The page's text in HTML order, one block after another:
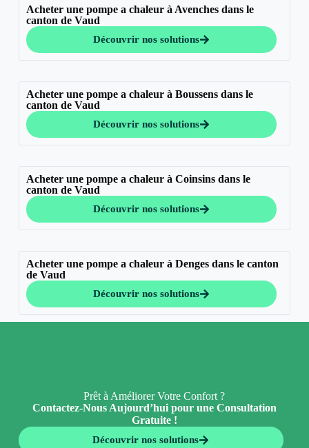
Acheter une pompe a chaleur à Avenches dans le
canton de Vaud
Découvrir nos solutions
Acheter une pompe a chaleur à Boussens dans le
canton de Vaud
Découvrir nos solutions
Acheter une pompe a chaleur à Coinsins dans le
canton de Vaud
Découvrir nos solutions
Acheter une pompe a chaleur à Denges dans le canton
de Vaud
Découvrir nos solutions
Prêt à Améliorer Votre Confort ?
Contactez-Nous Aujourd’hui pour une Consultation
Gratuite !
Découvrir nos solutions